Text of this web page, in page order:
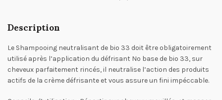
Description
Le Shampooing neutralisant de bio 33 doit être obligatoirement
utilisé après l’application du défrisant No base de bio 33, sur
cheveux parfaitement rincés, il neutralise l’action des produits
actifs de la crème défrisante et vous assure un fini impéccable.